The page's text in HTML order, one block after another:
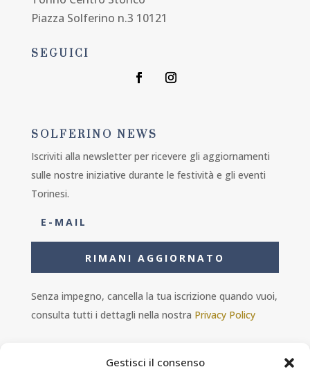
Gestisci il consenso
Piazza Solferino n.3 10121
SEGUICI
SOLFERINO NEWS
Iscriviti alla newsletter per ricevere gli aggiornamenti
sulle nostre iniziative durante le festività e gli eventi
Torinesi.
RIMANI AGGIORNATO
Senza impegno, cancella la tua iscrizione quando vuoi,
consulta tutti i dettagli nella nostra Privacy Policy